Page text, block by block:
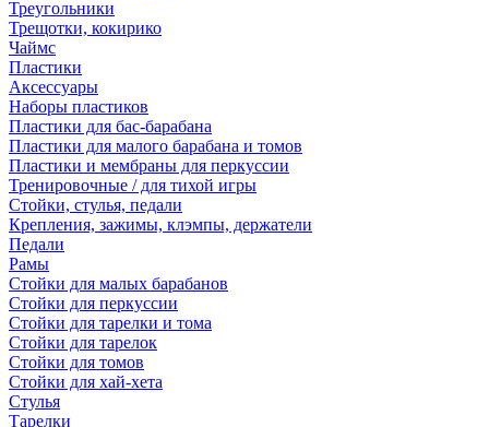
Треугольники
Трещотки, кокирико
Чаймс
Пластики
Аксессуары
Наборы пластиков
Пластики для бас-барабана
Пластики для малого барабана и томов
Пластики и мембраны для перкуссии
Тренировочные / для тихой игры
Стойки, стулья, педали
Крепления, зажимы, клэмпы, держатели
Педали
Рамы
Стойки для малых барабанов
Стойки для перкуссии
Стойки для тарелки и тома
Стойки для тарелок
Стойки для томов
Стойки для хай-хета
Стулья
Тарелки